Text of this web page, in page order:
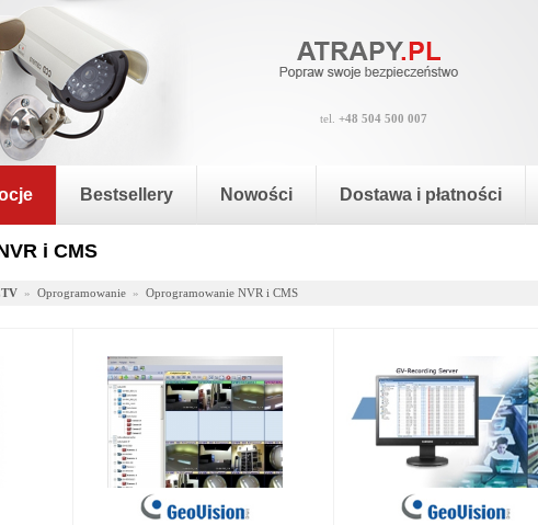
tel. +48 504 500 007
Bestsellery Nowości Dostawa i płatności
i CMS
» Oprogramowanie » Oprogramowanie NVR i CMS